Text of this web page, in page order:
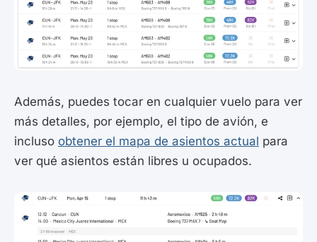
Además, puedes tocar en cualquier vuelo para ver
más detalles, por ejemplo, el tipo de avión, e
incluso obtener el mapa de asientos actual para
ver qué asientos están libres u ocupados.